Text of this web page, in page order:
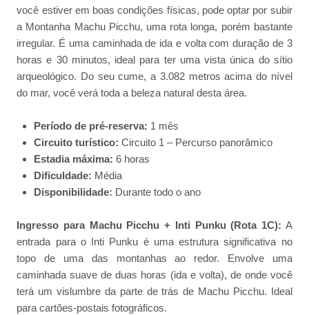
você estiver em boas condições físicas, pode optar por subir
a Montanha Machu Picchu, uma rota longa, porém bastante
irregular. É uma caminhada de ida e volta com duração de 3
horas e 30 minutos, ideal para ter uma vista única do sítio
arqueológico. Do seu cume, a 3.082 metros acima do nível
do mar, você verá toda a beleza natural desta área.
Período de pré-reserva: 1 mês
Circuito turístico: Circuito 1 – Percurso panorâmico
Estadia máxima: 6 horas
Dificuldade: Média
Disponibilidade: Durante todo o ano
Ingresso para Machu Picchu + Inti Punku (Rota 1C): A
entrada para o Inti Punku é uma estrutura significativa no
topo de uma das montanhas ao redor. Envolve uma
caminhada suave de duas horas (ida e volta), de onde você
terá um vislumbre da parte de trás de Machu Picchu. Ideal
para cartões-postais fotográficos.